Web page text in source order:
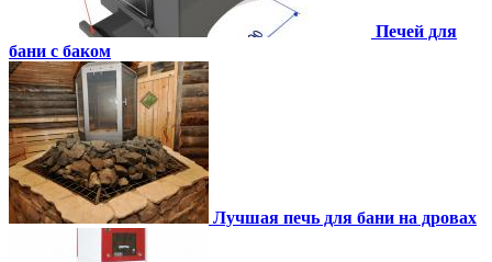
Печей для
бани с баком
Лучшая печь для бани на дровах